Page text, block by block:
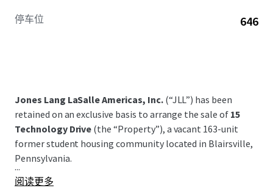
停车位 646
Jones Lang LaSalle Americas, Inc. (“JLL”) has been
retained on an exclusive basis to arrange the sale of 15
Technology Drive (the “Property”), a vacant 163-unit
former student housing community located in Blairsville,
Pennsylvania.
...
阅读更多